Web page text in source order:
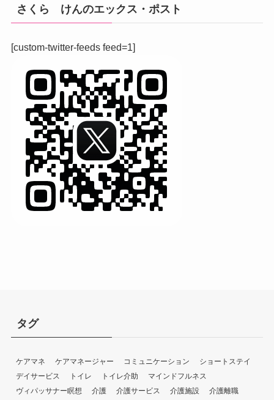
さくら けんのエックス・ポスト
[custom-twitter-feeds feed=1]
タグ
ケアマネ ケアマネージャー コミュニケーション
ショートステイ
デイサービス
トイレ トイレ介助
マインドフルネス
ヴィパッサナー瞑想
介護 介護サービス 介護施設
介護離職